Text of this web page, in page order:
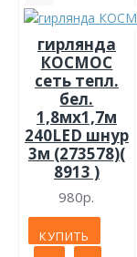
гирлянда
КОСМОС
сеть тепл.
бел.
1,8мх1,7м
240LED шнур
3м (273578)(
8913 )
980р.
КУПИТЬ